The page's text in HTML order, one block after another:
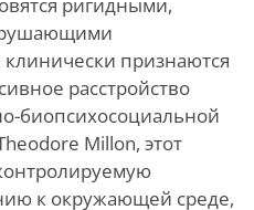
ригидными,
признаются
расстройство
биопсихосоциальной
Millon, этот
к окружающей среде,